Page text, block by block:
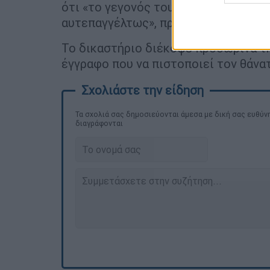
ότι «το γεγονός του θανάτου δεν
αυτεπαγγέλτως», προκειμένου να
Το δικαστήριο διέκοψε προσωρινά
έγγραφο που να πιστοποιεί τον
Τα σχολιά σας δημοσιεύονται άμεσα με δική σας
διαγράφονται